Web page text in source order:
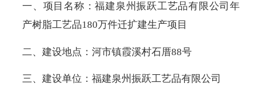
一、项目名称：福建泉州振跃工艺品有限公司年
产树脂工艺品180万件迁扩建生产项目
二、建设地点：河市镇霞溪村石厝88号
三、建设单位：福建泉州振跃工艺品有限公司